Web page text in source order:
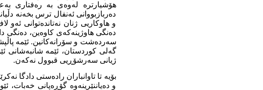
هۆشیارترە لەوەی بە رەفتاری
دەربازبووانی ئەنفال ترس بخەنە
و هاوکاریی ژنان نەتاندەتوانی
دەنگی هاوژینەکەی کاوەین، دەنگی
سەردەشت و سۆرانەکانین. ئێمە
گەلی کوردستان، ئێمە شانبەشانی
ژیانی سەرشۆڕیی قبوول نەکەن.
بۆیە تا تاوانباران رادەستی دادگا
و دەیاننێرینەوە گۆڕەپانی